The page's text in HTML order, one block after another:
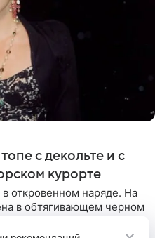
с декольте и с
курорте
откровенном наряде. На
в обтягивающем черном
и соломенная